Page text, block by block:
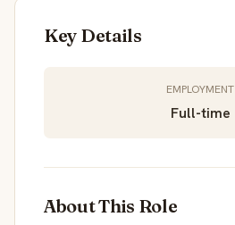
Key Details
EMPLOYMENT
Full-time
About This Role